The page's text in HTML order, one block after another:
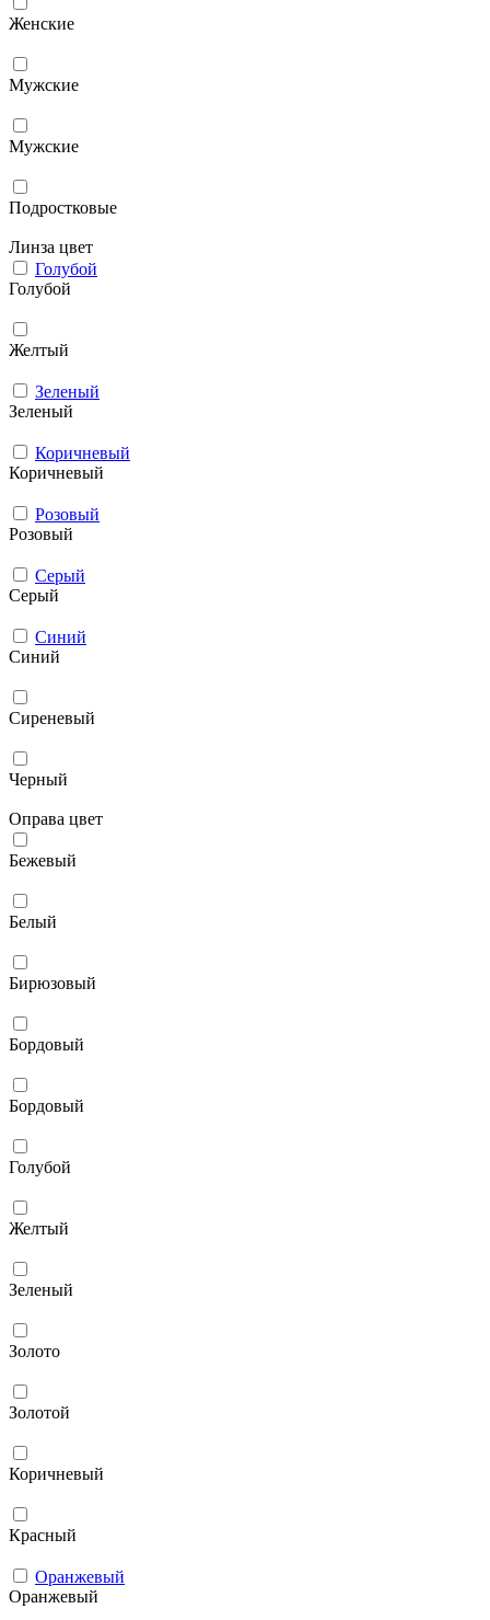
Женские
Мужcкие
Мужские
Подростковые
Линза цвет
Голубой
Голубой
Желтый
Зеленый
Зеленый
Коричневый
Коричневый
Розовый
Розовый
Серый
Серый
Синий
Синий
Сиреневый
Черный
Оправа цвет
Бежевый
Белый
Бирюзовый
Бордовый
Бордовый
Голубой
Желтый
Зеленый
Золото
Золотой
Коричневый
Красный
Оранжевый
Оранжевый